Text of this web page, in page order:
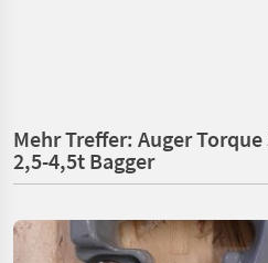
Mehr Treffer: Auger
2,5-4,5t Bagger